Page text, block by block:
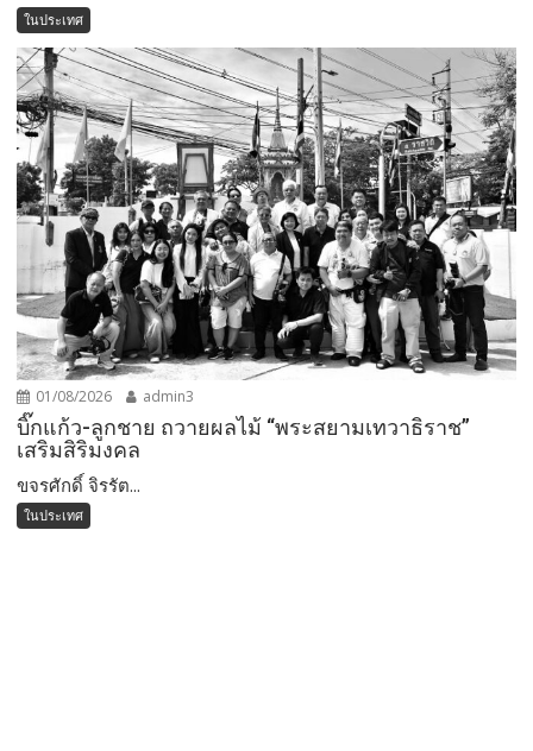
ในประเทศ
01/08/2026 admin3
บิ๊กแก้ว-ลูกชาย ถวายผลไม้ “พระสยามเทวาธิราช”
เสริมสิริมงคล
ขจรศักดิ์ จิรรัต...
ในประเทศ